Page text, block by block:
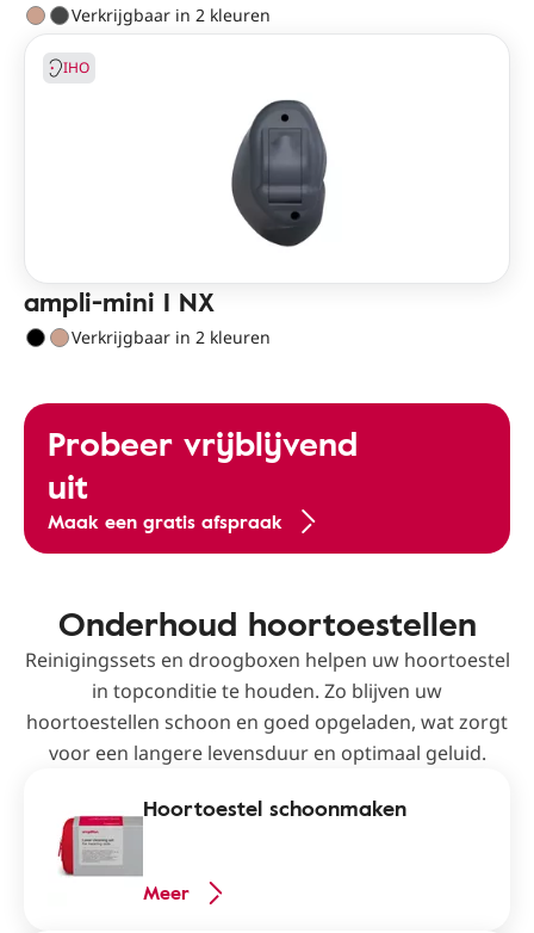
Verkrijgbaar in 2 kleuren
IHO
ampli-mini I NX
Verkrijgbaar in 2 kleuren
Probeer vrijblijvend
uit
Maak een gratis afspraak
Onderhoud hoortoestellen
Reinigingssets en droogboxen helpen uw hoortoestel
in topconditie te houden. Zo blijven uw
hoortoestellen schoon en goed opgeladen, wat zorgt
voor een langere levensduur en optimaal geluid.
Hoortoestel schoonmaken
Meer